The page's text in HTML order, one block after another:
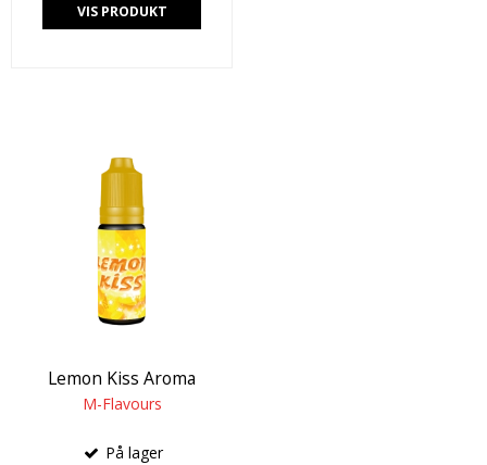
VIS PRODUKT
Lemon Kiss Aroma
M-Flavours
På lager